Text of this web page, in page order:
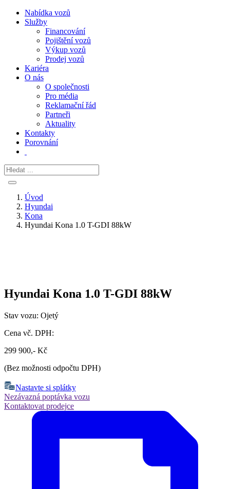
Nabídka vozů
Služby
Financování
Pojištění vozů
Výkup vozů
Prodej vozů
Kariéra
O nás
O společnosti
Pro média
Reklamační řád
Partneři
Aktuality
Kontakty
Porovnání
Úvod
Hyundai
Kona
Hyundai Kona 1.0 T-GDI 88kW
Hyundai Kona 1.0 T-GDI 88kW
Stav vozu: Ojetý
Cena vč. DPH:
299 900,- Kč
(Bez možnosti odpočtu DPH)
Nastavte si splátky
Nezávazná poptávka vozu
Kontaktovat prodejce